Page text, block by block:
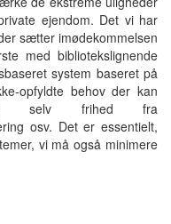
ejendom. Det vi har
sætter imødekommelsen
med bibliotekslignende
system baseret på
opfyldte behov der kan
selv frihed fra
osv. Det er essentielt,
vi må også minimere